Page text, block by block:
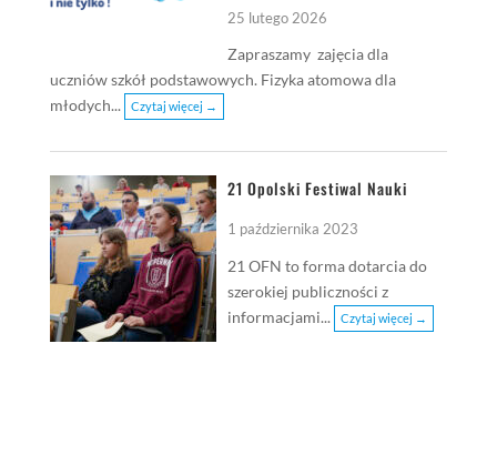
25 lutego 2026
Zapraszamy zajęcia dla
uczniów szkół podstawowych. Fizyka atomowa dla
młodych...
Czytaj więcej →
21 Opolski Festiwal Nauki
1 października 2023
21 OFN to forma dotarcia do
szerokiej publiczności z
informacjami...
Czytaj więcej →